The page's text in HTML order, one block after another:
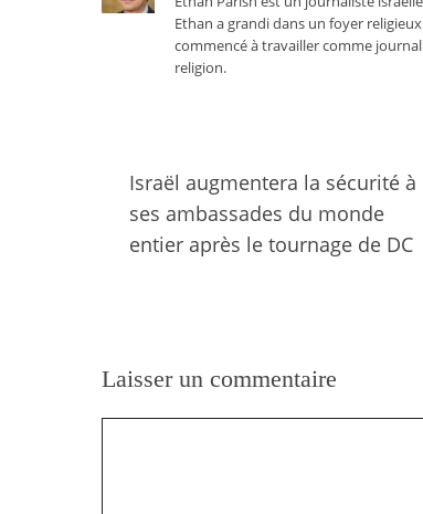
Ethan a grandi dans un foyer
commencé à travailler comme
religion.
Israël augmentera la sécurité à
ses ambassades du monde
entier après le tournage de DC
Laisser un commentaire